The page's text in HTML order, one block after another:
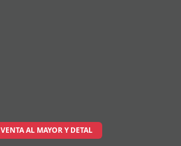
VENTA AL MAYOR Y DETAL